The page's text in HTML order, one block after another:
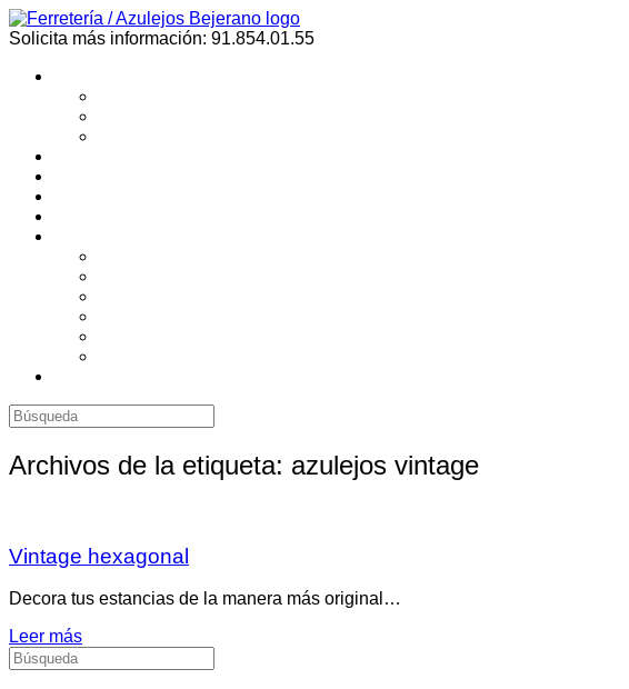
Saltar
al
Solicita más información: 91.854.01.55
Buscar:
Archivos de la etiqueta: azulejos vintage
Vintage hexagonal
Decora tus estancias de la manera más original…
Leer más
Buscar: